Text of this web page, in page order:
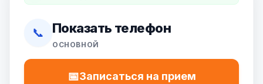
📞 Показать телефон
ОСНОВНОЙ
📅Записаться на прием